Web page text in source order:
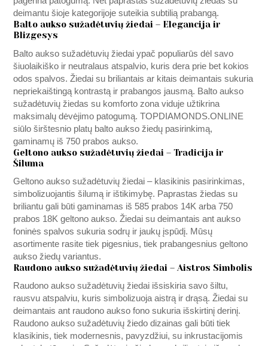
deimantu šioje kategorijoje suteikia subtilią prabangą.
Balto aukso sužadėtuvių žiedai – Elegancija ir
Blizgesys
Balto aukso sužadėtuvių žiedai ypač populiarūs dėl savo
šiuolaikiško ir neutralaus atspalvio, kuris dera prie bet kokios
odos spalvos. Žiedai su briliantais ar kitais deimantais sukuria
nepriekaištingą kontrastą ir prabangos jausmą. Balto aukso
sužadėtuvių žiedas su komforto zona viduje užtikrina
maksimalų dėvėjimo patogumą.TOPDIAMONDS.ONLINE
siūlo širštesnio platų balto aukso žiedų pasirinkimą,
gaminamų iš 750 prabos aukso.
Geltono aukso sužadėtuvių žiedai – Tradicija ir
Šiluma
Geltono aukso sužadėtuvių žiedai – klasikinis pasirinkimas,
simbolizuojantis šilumą ir ištikimybę. Paprastas žiedas su
briliantu gali būti gaminamas iš 585 prabos 14K arba 750
prabos 18K geltono aukso. Žiedai su deimantais ant aukso
foninės spalvos sukuria sodrų ir jaukų įspūdį. Mūsų
asortimente rasite tiek pigesnius, tiek prabangesnius geltono
aukso žiedų variantus.
Raudono aukso sužadėtuvių žiedai – Aistros Simbolis
Raudono aukso sužadėtuvių žiedai išsiskiria savo šiltu,
rausvu atspalviu, kuris simbolizuoja aistrą ir drąsą. Žiedai su
deimantais ant raudono aukso fono sukuria išskirtinį derinį.
Raudono aukso sužadėtuvių žiedo dizainas gali būti tiek
klasikinis, tiek modernesnis, pavyzdžiui, su inkrustacijomis